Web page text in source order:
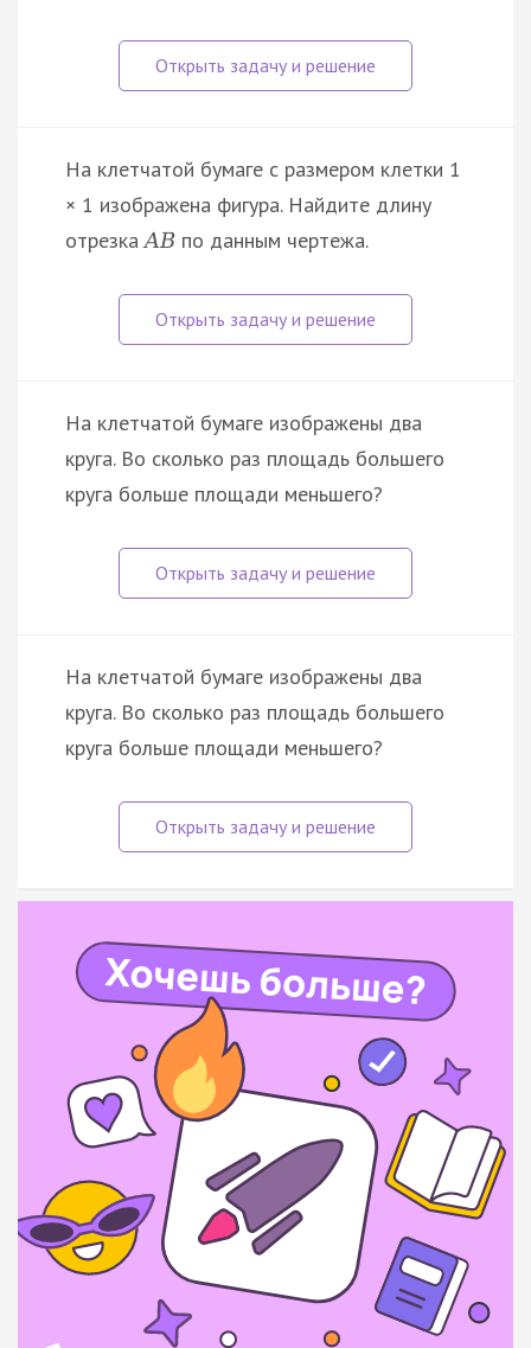
На клетчатой бумаге с размером клетки 1
× 1 изображена фигура. Найдите длину
отрезка AB по данным чертежа.
На клетчатой бумаге изображены два
круга. Во сколько раз площадь большего
круга больше площади меньшего?
На клетчатой бумаге изображены два
круга. Во сколько раз площадь большего
круга больше площади меньшего?